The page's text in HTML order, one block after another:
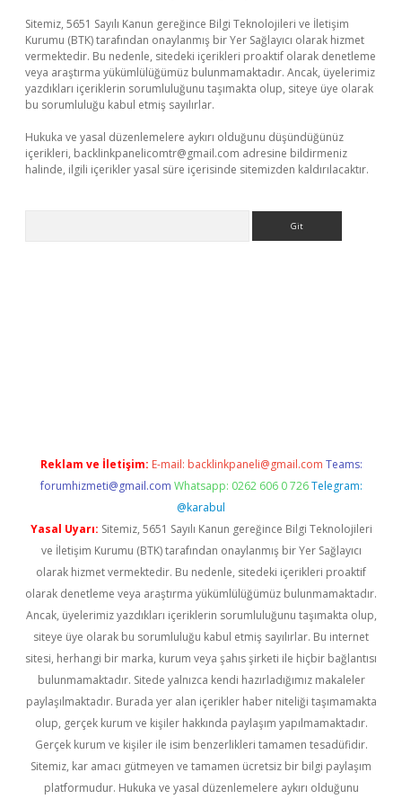
Sitemiz, 5651 Sayılı Kanun gereğince Bilgi Teknolojileri ve İletişim
Kurumu (BTK) tarafından onaylanmış bir Yer Sağlayıcı olarak hizmet
vermektedir. Bu nedenle, sitedeki içerikleri proaktif olarak denetleme
veya araştırma yükümlülüğümüz bulunmamaktadır. Ancak, üyelerimiz
yazdıkları içeriklerin sorumluluğunu taşımakta olup, siteye üye olarak
bu sorumluluğu kabul etmiş sayılırlar.
Hukuka ve yasal düzenlemelere aykırı olduğunu düşündüğünüz
içerikleri, backlinkpanelicomtr@gmail.com adresine bildirmeniz
halinde, ilgili içerikler yasal süre içerisinde sitemizden kaldırılacaktır.
Reklam ve İletişim: E-mail: backlinkpaneli@gmail.com Teams:
forumhizmeti@gmail.com Whatsapp: 0262 606 0 726 Telegram:
@karabul
Yasal Uyarı: Sitemiz, 5651 Sayılı Kanun gereğince Bilgi Teknolojileri
ve İletişim Kurumu (BTK) tarafından onaylanmış bir Yer Sağlayıcı
olarak hizmet vermektedir. Bu nedenle, sitedeki içerikleri proaktif
olarak denetleme veya araştırma yükümlülüğümüz bulunmamaktadır.
Ancak, üyelerimiz yazdıkları içeriklerin sorumluluğunu taşımakta olup,
siteye üye olarak bu sorumluluğu kabul etmiş sayılırlar. Bu internet
sitesi, herhangi bir marka, kurum veya şahıs şirketi ile hiçbir bağlantısı
bulunmamaktadır. Sitede yalnızca kendi hazırladığımız makaleler
paylaşılmaktadır. Burada yer alan içerikler haber niteliği taşımamakta
olup, gerçek kurum ve kişiler hakkında paylaşım yapılmamaktadır.
Gerçek kurum ve kişiler ile isim benzerlikleri tamamen tesadüfidir.
Sitemiz, kar amacı gütmeyen ve tamamen ücretsiz bir bilgi paylaşım
platformudur. Hukuka ve yasal düzenlemelere aykırı olduğunu